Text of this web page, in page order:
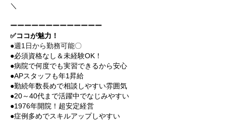
＼
ーーーーーーーーーーーーー
✅ココが魅力！
●週1日から勤務可能〇
●必須資格なし＆未経験OK！
●病院で何度でも実習できるから安心
●APスタッフも年1昇給
●勤続年数長めで相談しやすい雰囲気
●20～40代まで活躍中でなじみやすい
●1976年開院！超安定経営
●症例多めでスキルアップしやすい